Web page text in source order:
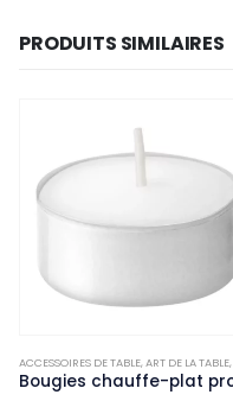
PRODUITS SIMILAIRES
,NON-PALETTISABLE
ACCESSOIRES DE TABLE,ART DE LA TABLE,